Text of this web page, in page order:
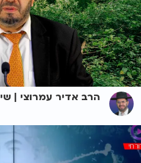
הרב אדיר עמרוצי |